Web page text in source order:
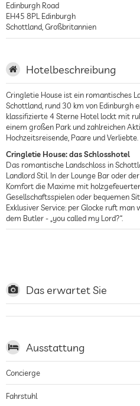
Edinburgh Road
EH45 8PL Edinburgh
Schottland Großbritannien
Hotelbeschreibung
Cringletie House ist ein romantisches
Schottland, rund 30 km von Edinburgh
klassifizierte 4 Sterne Hotel lockt mit
einem großen Park und zahlreichen
Hochzeitsreisende, Paare und Verliebte.
Cringletie House: das Schlosshotel
Das romantische Landschloss in
Landlord Stil. In der Lounge Bar oder
Komfort die Maxime mit
Gesellschaftsspielen oder bequemen
Exklusiver Service: per Glocke ruft
dem Butler - „you called my Lord?“.
Erdige Farben, weiche Materialien
Ambiente sorgen in den 13 individuell
Hügellandschaft Schottlands. Die
Komfort und Designerartikel.
Aufenthalt im Cringletie House
bezauberndem Deckenfresko oder in
Zwischen Obstbäumen, Blumen- und
Holzbänken entspannen oder auf
romantische Hochzeitsreise verbringen.
Das erwartet Sie
Ausstattung
Concierge
Fahrstuhl